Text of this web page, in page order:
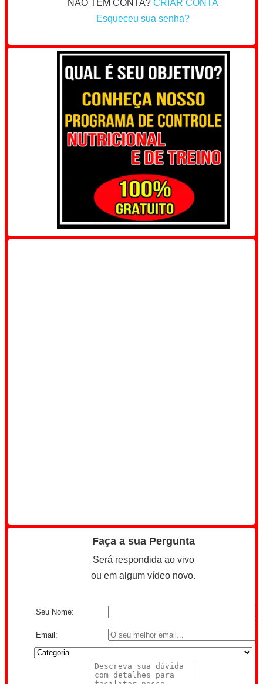
NÃO TEM CONTA?CRIAR CONTA
Esqueceu sua senha?
Faça a sua Pergunta
Será respondida ao vivo
ou em algum vídeo novo.
Seu Nome:
Email: